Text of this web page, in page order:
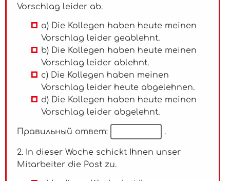
Vorschlag leider ab.
a) Die Kollegen haben heute meinen
Vorschlag leider geablehnt.
b) Die Kollegen haben heute meinen
Vorschlag leider ablehnt.
c) Die Kollegen haben meinen
Vorschlag leider heute abgelehnen.
d) Die Kollegen haben heute meinen
Vorschlag leider abgelehnt.
Правильный ответ: .
2. In dieser Woche schickt Ihnen unser
Mitarbeiter die Post zu.